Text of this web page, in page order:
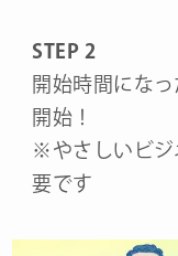
STEP 2
開始時間にな
開始！
※やさしいビジ
要です